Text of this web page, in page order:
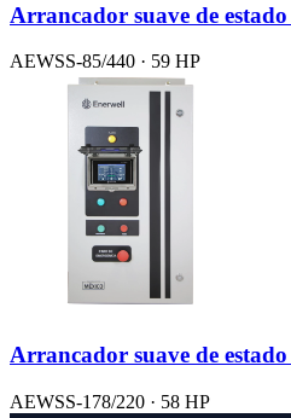
Arrancador suave de
AEWSS-85/440 · 59 HP
Arrancador suave de
AEWSS-178/220 · 58 HP